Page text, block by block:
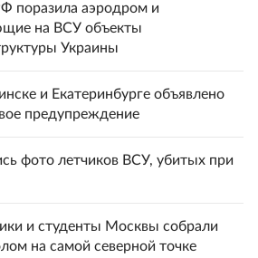
поразила аэродром и
на ВСУ объекты
Украины
и Екатеринбурге объявлено
предупреждение
фото летчиков ВСУ, убитых при
и студенты Москвы собрали
на самой северной точке